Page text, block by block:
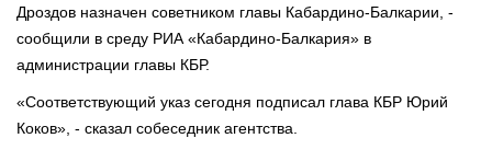
Дроздов назначен советником главы Кабардино-Балкарии, -
сообщили в среду РИА «Кабардино-Балкария» в
администрации главы КБР.
«Соответствующий указ сегодня подписал глава КБР Юрий
Коков», - сказал собеседник агентства.